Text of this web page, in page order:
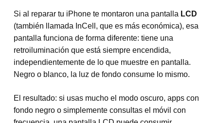
Si al reparar tu iPhone te montaron una pantalla LCD
(también llamada InCell, que es más económica), esa
pantalla funciona de forma diferente: tiene una
retroiluminación que está siempre encendida,
independientemente de lo que muestre en pantalla.
Negro o blanco, la luz de fondo consume lo mismo.
El resultado: si usas mucho el modo oscuro, apps con
fondo negro o simplemente consultas el móvil con